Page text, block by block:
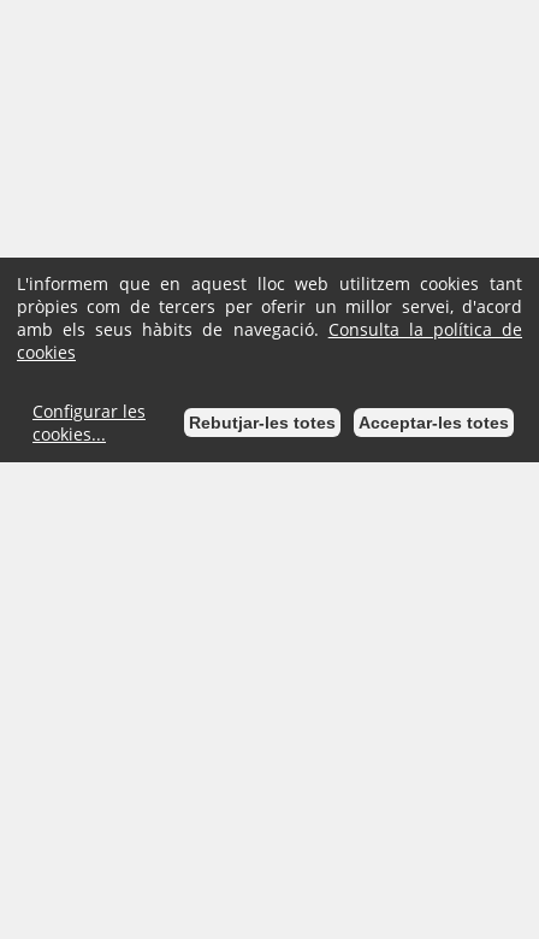
L'informem que en aquest lloc web utilitzem cookies tant
pròpies com de tercers per oferir un millor servei, d'acord
amb els seus hàbits de navegació. Consulta la política de
cookies
Configurar les
cookies...
Rebutjar-les totes Acceptar-les totes